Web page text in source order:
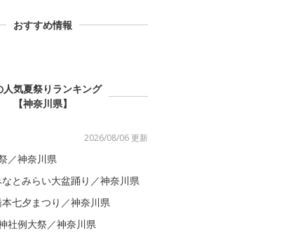
おすすめ情報
人気夏祭りランキング
【神奈川県】
2026/08/06 更新
／神奈川県
とみらい大盆踊り／神奈川県
七夕まつり／神奈川県
社例大祭／神奈川県